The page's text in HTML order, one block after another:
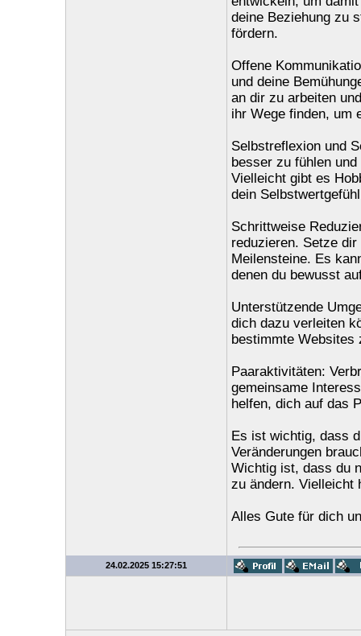
deine Beziehung zu
fördern.
Offene
und deine
an dir zu arbeiten
ihr Wege finden, um
Selbstreflexion und
besser zu fühlen
Vielleicht gibt es
dein
Schrittweise
reduzieren. Setze
Meilensteine. Es
denen du bewusst
Unterstützende
dich dazu verleiten
bestimmte Websites
Paaraktivitäten:
gemeinsame
helfen, dich auf das
Es ist wichtig, dass
Veränderungen
Wichtig ist, dass du
zu ändern. Vielleicht
Alles Gute für dich
24.02.2025 15:27:51